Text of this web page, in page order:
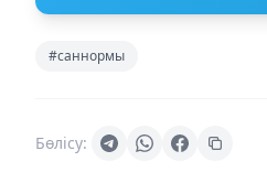
#саннормы
Бөлісу: